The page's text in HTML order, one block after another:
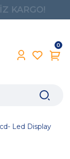
0
Led Display